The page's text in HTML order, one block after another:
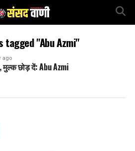
tagged "Abu Azmi"
ago
मुल्क छोड़ दें: Abu Azmi